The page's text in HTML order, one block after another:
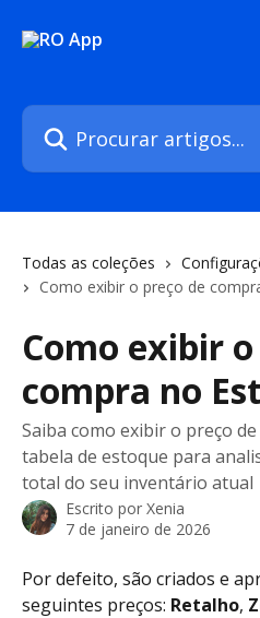
Procurar artigos...
Todas as coleções
Como exibir o preço de
Como exibir
compra no
Saiba como exibir o preço
tabela de estoque para
total do seu inventário atual
Escrito por Xenia
7 de janeiro de 2026
Por defeito, são criados e
seguintes preços: Retalho,